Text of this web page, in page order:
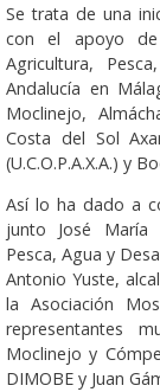
Se trata de una
con el apoyo
Agricultura,
Andalucía en
Moclinejo,
Costa del Sol
(U.C.O.P.A.X.A.) y
Así lo ha dado a
junto José María
Pesca, Agua y
Antonio Yuste,
la Asociación
representantes
Moclinejo y
DIMOBE y Juan